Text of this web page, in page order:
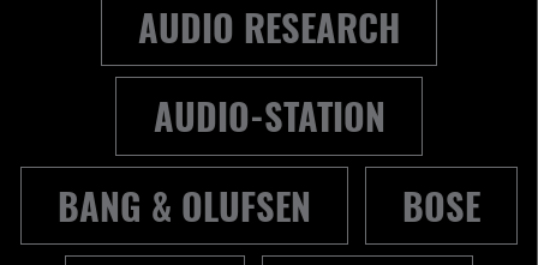
AUDIO RESEARCH
AUDIO-STATION
BANG & OLUFSEN
BOSE